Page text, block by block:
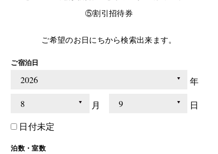
⑤割引招待券
ご希望のお日にちから検索出来ます。
ご宿泊日
年
月
日
日付未定
泊数・室数